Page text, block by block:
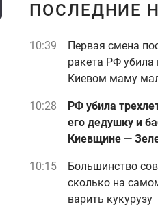
ПОСЛЕДНИЕ
10:39
Первая смена
ракета РФ убила
Киевом маму
10:28
РФ убила
его дедушку и
Киевщине —
10:15
Большинство
сколько на
варить кукурузу